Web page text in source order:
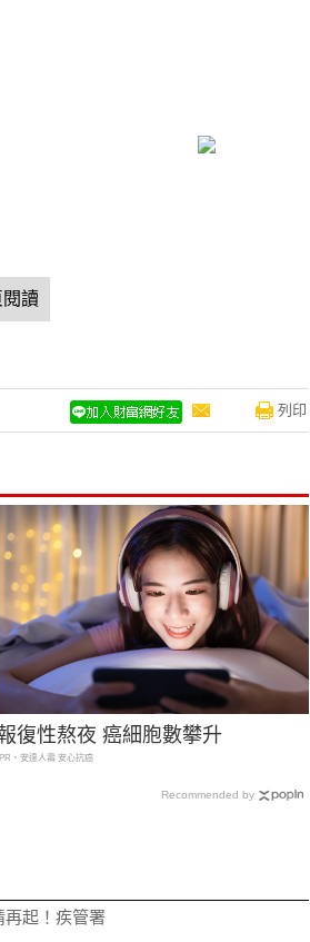
讀
列印
復性熬夜 癌細胞數攀升
PR・安達人壽 安心抗癌
Recommended by
再起！疾管署